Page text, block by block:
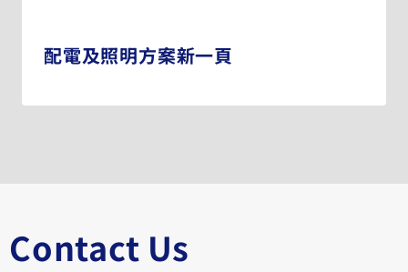
配電及照明方案新一頁
Contact Us